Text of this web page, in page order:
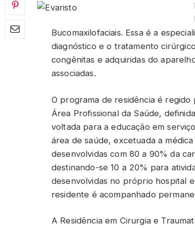
Bucomaxilofaciais. Essa é a
diagnóstico e o tratamento
congênitas e adquiridas do
associadas.
O programa de residência é regido
Área Profissional da Saúde,
voltada para a educação em
área de saúde, excetuada a
desenvolvidas com 80 a 90% da
destinando-se 10 a 20% para
desenvolvidas no próprio hospital
residente é acompanhado
A Residência em Cirurgia e